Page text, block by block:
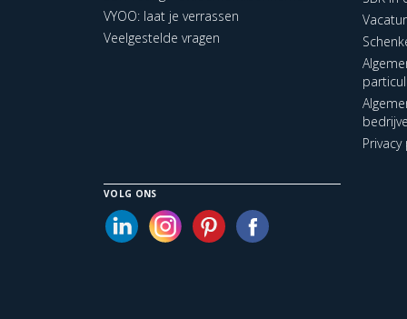
VYOO: laat je verrassen
Veelgestelde vragen
VOLG ONS